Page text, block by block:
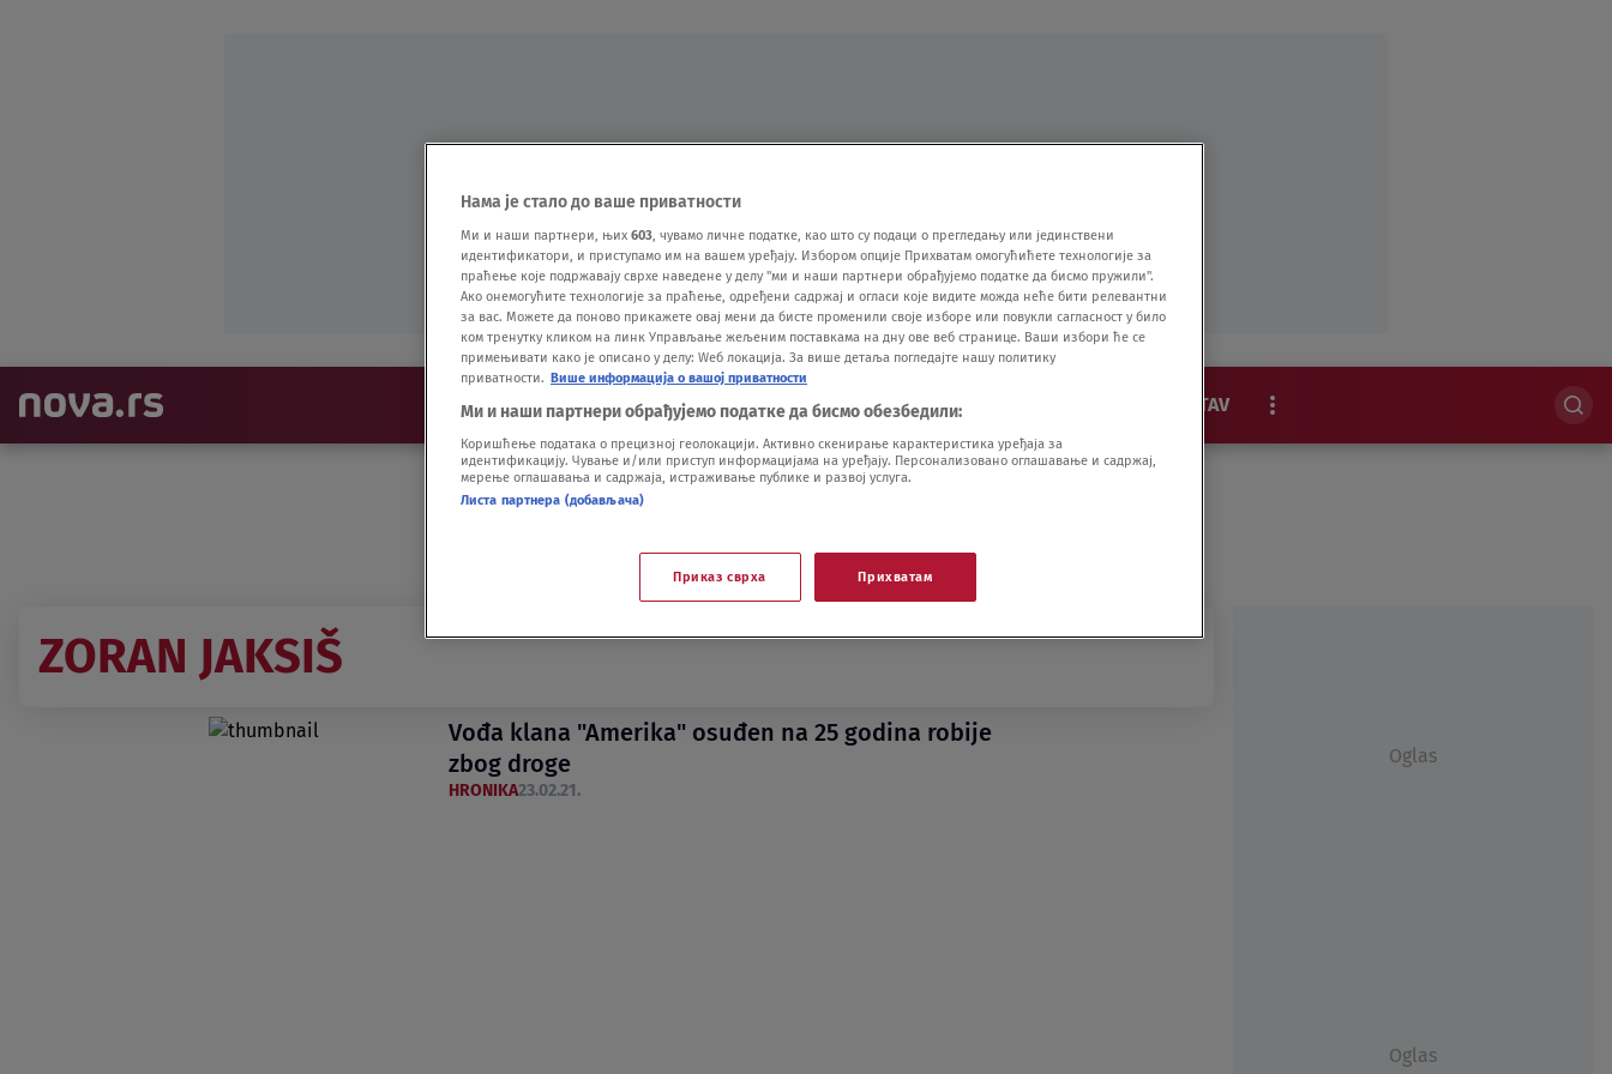
NAJNOVIJE VESTI SHOW SPORT VIDEO NOVA BAZA STAV
EKSKLUZIVNO
ZORAN JAKSIŠ
Vođa klana "Amerika" osuđen na 25 godina robije
zbog droge
HRONIKA23.02.21.
Oglas
Oglas
Нама је стало до ваше приватности
Ми и наши партнери, њих 603, чувамо личне податке, као што су подаци о прегледању или јединствени
идентификатори, и приступамо им на вашем уређају. Избором опције Прихватам омогућићете технологије за
праћење које подржавају сврхе наведене у делу "ми и наши партнери обрађујемо податке да бисмо пружили".
Ако онемогућите технологије за праћење, одређени садржај и огласи које видите можда неће бити релевантни
за вас. Можете да поново прикажете овај мени да бисте променили своје изборе или повукли сагласност у било
ком тренутку кликом на линк Управљање жељеним поставкама на дну ове веб странице. Ваши избори ће се
примењивати како је описано у делу: Wеб локација. За више детаља погледајте нашу политику
приватности. Више информација о вашој приватности
Ми и наши партнери обрађујемо податке да бисмо обезбедили:
Коришћење података о прецизној геолокацији. Активно скенирање карактеристика уређаја за
идентификацију. Чување и/или приступ информацијама на уређају. Персонализовано оглашавање и садржај,
мерење оглашавања и садржаја, истраживање публике и развој услуга.
Листа партнера (добављача)
Приказ сврха Прихватам